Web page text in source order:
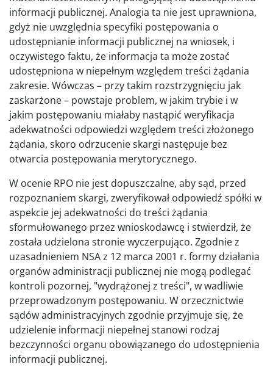
informacji publicznej. Analogia ta nie jest uprawniona,
gdyż nie uwzględnia specyfiki postępowania o
udostępnianie informacji publicznej na wniosek, i
oczywistego faktu, że informacja ta może zostać
udostępniona w niepełnym względem treści żądania
zakresie. Wówczas – przy takim rozstrzygnięciu jak
zaskarżone – powstaje problem, w jakim trybie i w
jakim postępowaniu miałaby nastąpić weryfikacja
adekwatności odpowiedzi względem treści złożonego
żądania, skoro odrzucenie skargi następuje bez
otwarcia postępowania merytorycznego.
W ocenie RPO nie jest dopuszczalne, aby sąd, przed
rozpoznaniem skargi, zweryfikował odpowiedź spółki w
aspekcie jej adekwatności do treści żądania
sformułowanego przez wnioskodawcę i stwierdził, że
została udzielona stronie wyczerpująco. Zgodnie z
uzasadnieniem NSA z 12 marca 2001 r. formy działania
organów administracji publicznej nie mogą podlegać
kontroli pozornej, "wydrążonej z treści", w wadliwie
przeprowadzonym postępowaniu. W orzecznictwie
sądów administracyjnych zgodnie przyjmuje się, że
udzielenie informacji niepełnej stanowi rodzaj
bezczynności organu obowiązanego do udostępnienia
informacji publicznej.